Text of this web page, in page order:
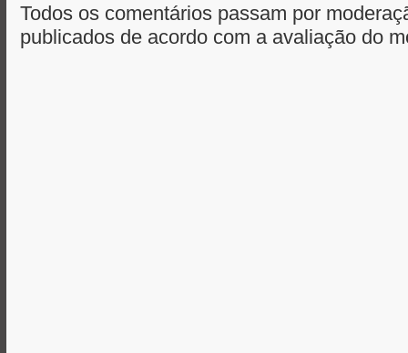
Todos os comentários passam por
publicados de acordo com a avaliação do